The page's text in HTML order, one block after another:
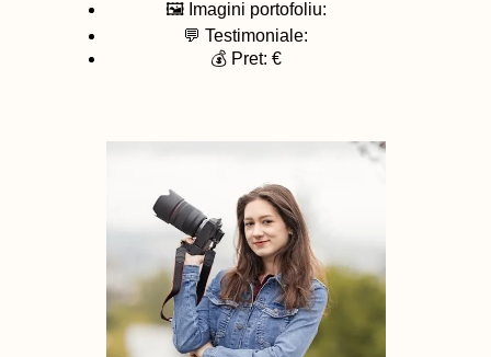
🖼️ Imagini portofoliu:
💬 Testimoniale:
💰 Pret: €